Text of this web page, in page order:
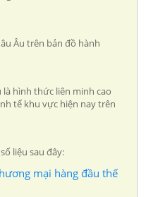
Âu trên bản đồ hành
là hình thức liên minh cao
tế khu vực hiện nay trên
liệu sau đây:
mại hàng đầu thế